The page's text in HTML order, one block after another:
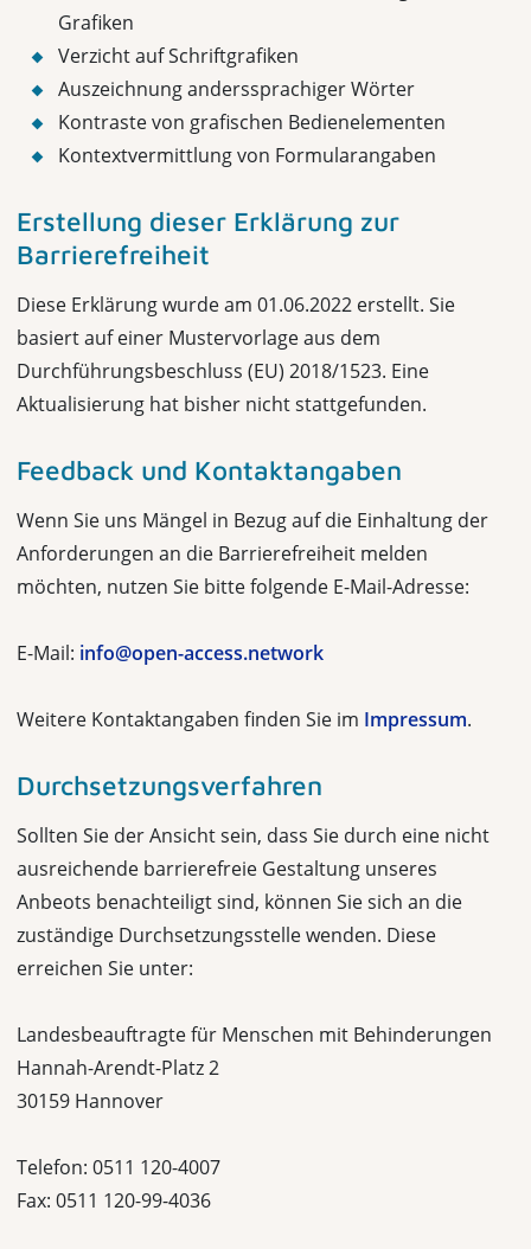
Grafiken
Verzicht auf Schriftgrafiken
Auszeichnung anderssprachiger Wörter
Kontraste von grafischen Bedienelementen
Kontextvermittlung von Formularangaben
Erstellung dieser Erklärung zur
Barrierefreiheit
Diese Erklärung wurde am 01.06.2022 erstellt. Sie
basiert auf einer Mustervorlage aus dem
Durchführungsbeschluss (EU) 2018/1523. Eine
Aktualisierung hat bisher nicht stattgefunden.
Feedback und Kontaktangaben
Wenn Sie uns Mängel in Bezug auf die Einhaltung der
Anforderungen an die Barrierefreiheit melden
möchten, nutzen Sie bitte folgende E-Mail-Adresse:
E-Mail: info@open-access.network
Weitere Kontaktangaben finden Sie im Impressum.
Durchsetzungsverfahren
Sollten Sie der Ansicht sein, dass Sie durch eine nicht
ausreichende barrierefreie Gestaltung unseres
Anbeots benachteiligt sind, können Sie sich an die
zuständige Durchsetzungsstelle wenden. Diese
erreichen Sie unter:
Landesbeauftragte für Menschen mit Behinderungen
Hannah-Arendt-Platz 2
30159 Hannover
Telefon: 0511 120-4007
Fax: 0511 120-99-4036